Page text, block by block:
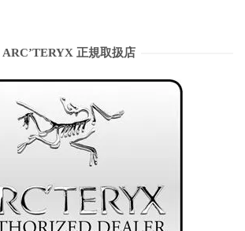
ARC’TERYX 正規取扱店